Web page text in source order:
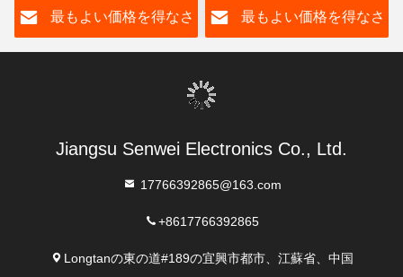
最もよい価格を得なさ 最もよい価格を得なさ
Jiangsu Senwei Electronics Co., Ltd.
17766392865@163.com
+8617766392865
Longtanの東の道#189の宜興市都市、江蘇省、中国